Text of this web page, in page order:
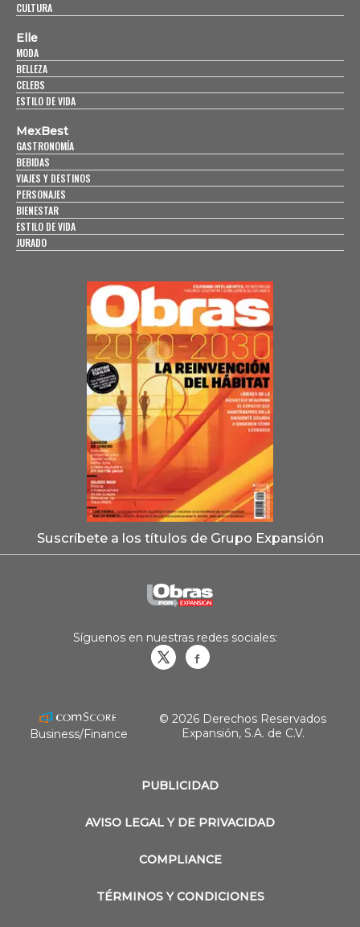
CULTURA
Elle
MODA
BELLEZA
CELEBS
ESTILO DE VIDA
MexBest
GASTRONOMÍA
BEBIDAS
VIAJES Y DESTINOS
PERSONAJES
BIENESTAR
ESTILO DE VIDA
JURADO
Suscríbete a los títulos de Grupo Expansión
PUBLICIDAD
AVISO LEGAL Y DE PRIVACIDAD
COMPLIANCE
TÉRMINOS Y CONDICIONES
Síguenos en nuestras redes sociales:
Business/Finance
© 2026 Derechos Reservados
Expansión, S.A. de C.V.